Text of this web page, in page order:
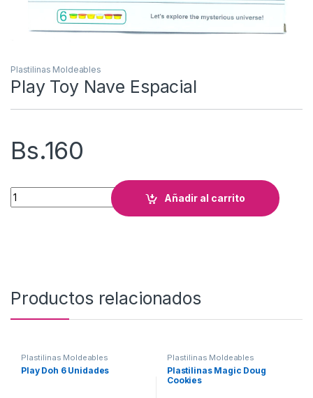
Plastilinas Moldeables
Play Toy Nave Espacial
Bs.160
Play Toy Nave Espacial cantidad
Añadir al carrito
Productos relacionados
Plastilinas Moldeables
Play Doh 6 Unidades
Plastilinas Moldeables
Plastilinas Magic Doug
Cookies